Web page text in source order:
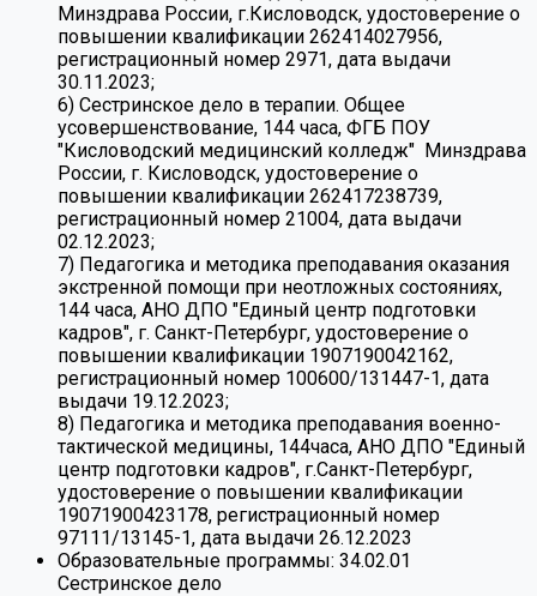
Минздрава России, г.Кисловодск, удостоверение о
повышении квалификации 262414027956,
регистрационный номер 2971, дата выдачи
30.11.2023;
6) Сестринское дело в терапии. Общее
усовершенствование, 144 часа, ФГБ ПОУ
"Кисловодский медицинский колледж" Минздрава
России, г. Кисловодск, удостоверение о
повышении квалификации 262417238739,
регистрационный номер 21004, дата выдачи
02.12.2023;
7) Педагогика и методика преподавания оказания
экстренной помощи при неотложных состояниях,
144 часа, АНО ДПО "Единый центр подготовки
кадров", г. Санкт-Петербург, удостоверение о
повышении квалификации 1907190042162,
регистрационный номер 100600/131447-1, дата
выдачи 19.12.2023;
8) Педагогика и методика преподавания военно-
тактической медицины, 144часа, АНО ДПО "Единый
центр подготовки кадров", г.Санкт-Петербург,
удостоверение о повышении квалификации
19071900423178, регистрационный номер
97111/13145-1, дата выдачи 26.12.2023
Образовательные программы: 34.02.01
Сестринское дело